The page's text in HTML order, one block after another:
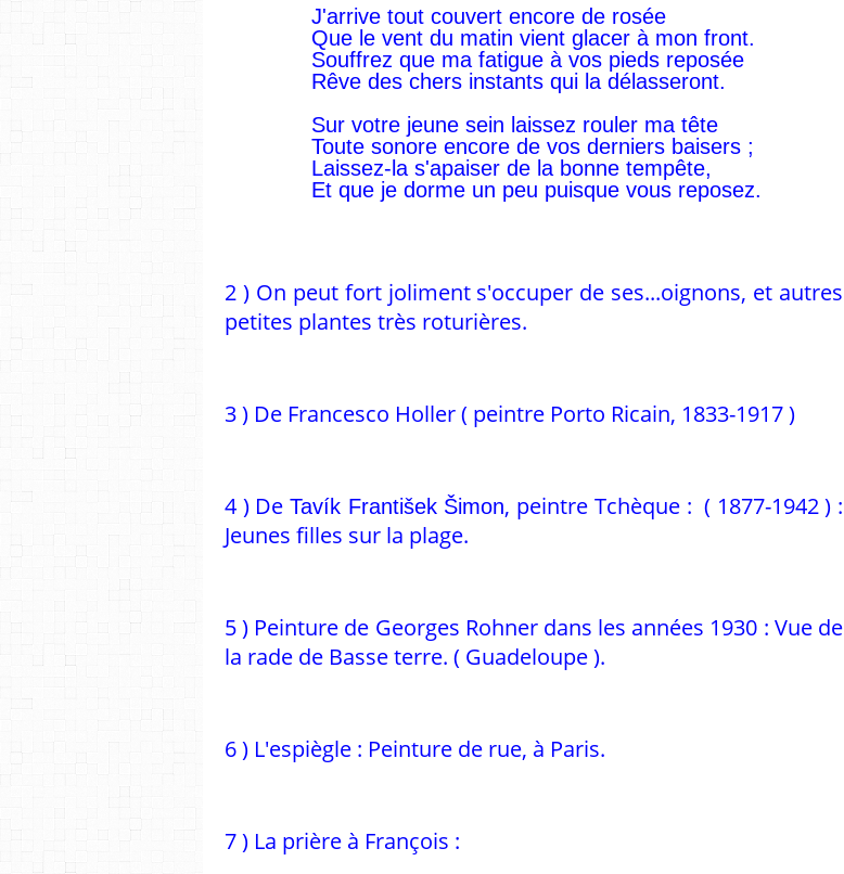
J'arrive tout couvert encore de rosée
Que le vent du matin vient glacer à mon front.
Souffrez que ma fatigue à vos pieds reposée
Rêve des chers instants qui la délasseront.
Sur votre jeune sein laissez rouler ma tête
Toute sonore encore de vos derniers baisers ;
Laissez-la s'apaiser de la bonne tempête,
Et que je dorme un peu puisque vous reposez.
2 ) On peut fort joliment s'occuper de ses...oignons, et autres
petites plantes très roturières.
3 ) De Francesco Holler ( peintre Porto Ricain, 1833-1917 )
4 ) DeTavík František Šimon, peintre Tchèque : ( 1877-1942 ) :
Jeunes filles sur la plage.
5 ) Peinture de Georges Rohner dans les années 1930 : Vue de
la rade de Basse terre. ( Guadeloupe ).
6 ) L'espiègle : Peinture de rue, à Paris.
7 ) La prière à François :